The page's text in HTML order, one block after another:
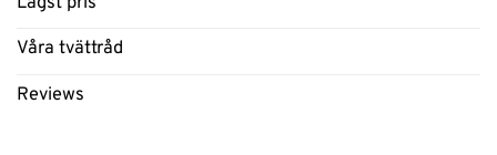
Våra tvättråd
Reviews